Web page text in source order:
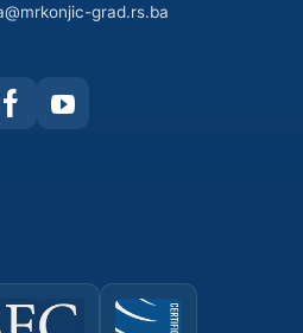
grad.rs.ba